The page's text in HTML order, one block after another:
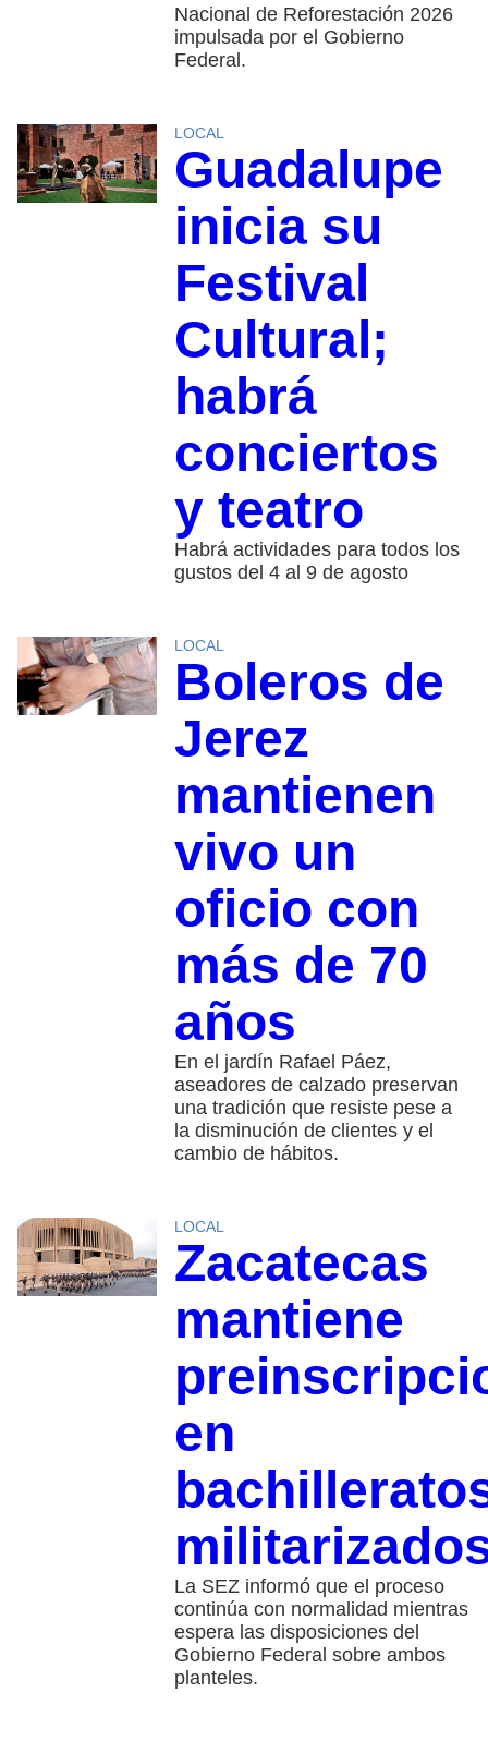
Nacional de Reforestación 2026
impulsada por el Gobierno
Federal.
LOCAL
Guadalupe
inicia su
Festival
Cultural;
habrá
conciertos
y teatro
Habrá actividades para todos los
gustos del 4 al 9 de agosto
LOCAL
Boleros de
Jerez
mantienen
vivo un
oficio con
más de 70
años
En el jardín Rafael Páez,
aseadores de calzado preservan
una tradición que resiste pese a
la disminución de clientes y el
cambio de hábitos.
LOCAL
Zacatecas
mantiene
en
La SEZ informó que el proceso
continúa con normalidad mientras
espera las disposiciones del
Gobierno Federal sobre ambos
planteles.